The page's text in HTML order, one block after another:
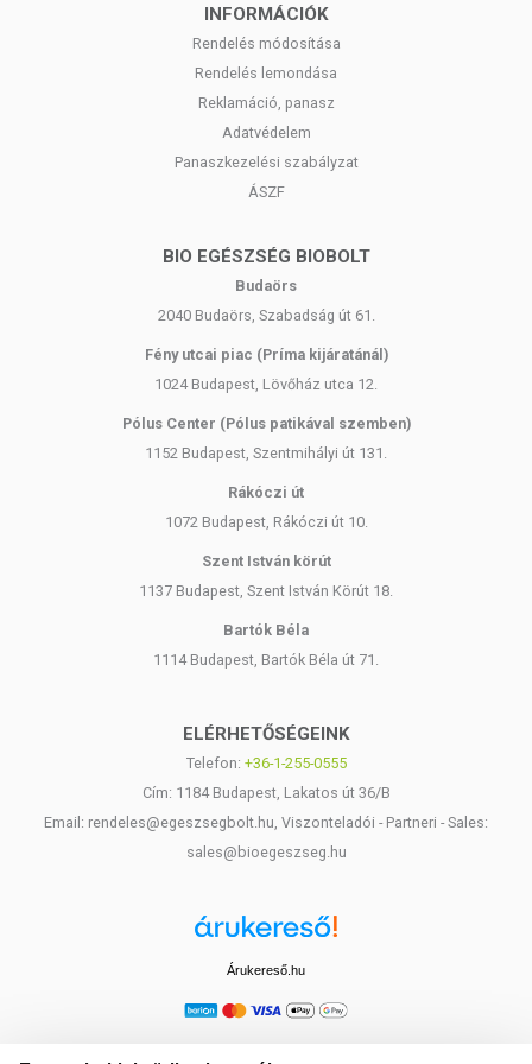
INFORMÁCIÓK
Rendelés módosítása
Rendelés lemondása
Reklamáció, panasz
Adatvédelem
Panaszkezelési szabályzat
ÁSZF
BIO EGÉSZSÉG BIOBOLT
Budaörs
2040 Budaörs, Szabadság út 61.
Fény utcai piac (Príma kijáratánál)
1024 Budapest, Lövőház utca 12.
Pólus Center (Pólus patikával szemben)
1152 Budapest, Szentmihályi út 131.
Rákóczi út
1072 Budapest, Rákóczi út 10.
Szent István körút
1137 Budapest, Szent István Körút 18.
Bartók Béla
1114 Budapest, Bartók Béla út 71.
ELÉRHETŐSÉGEINK
Telefon: +36-1-255-0555
Cím: 1184 Budapest, Lakatos út 36/B
Email: rendeles@egeszsegbolt.hu, Viszonteladói - Partneri - Sales:
sales@bioegeszseg.hu
Árukereső.hu